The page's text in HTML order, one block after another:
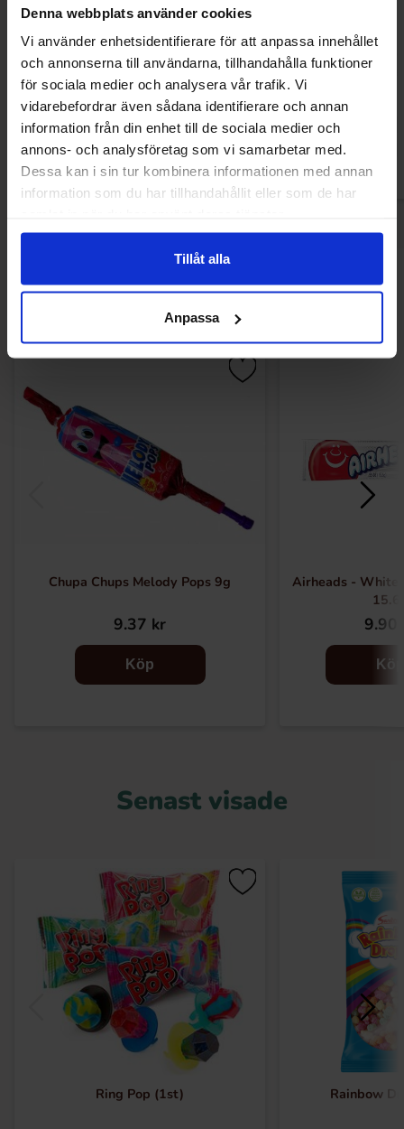
Denna webbplats använder cookies
Vi använder enhetsidentifierare för att anpassa innehållet
och annonserna till användarna, tillhandahålla funktioner
för sociala medier och analysera vår trafik. Vi
vidarebefordrar även sådana identifierare och annan
information från din enhet till de sociala medier och
annons- och analysföretag som vi samarbetar med.
Dessa kan i sin tur kombinera informationen med annan
information som du har tillhandahållit eller som de har
Tillåt alla
Anpassa
Swizzels Original Love Hearts 127g
28.30 kr
Köp
DulcePlus
Twist
Andra gillade
Chupa Chups Melody Pops 9g
9.37 kr
Köp
Airheads - White
9.90
Köp
Senast visade
Ring Pop (1st) Rainbow